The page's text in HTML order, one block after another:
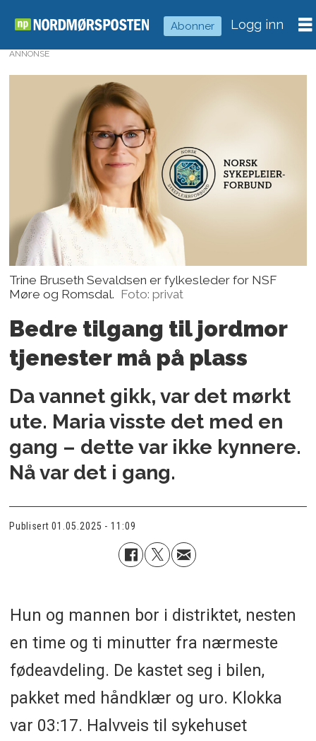
Abonner Logg inn
ANNONSE
Trine Bruseth Sevaldsen er fylkesleder for NSF
Møre og Romsdal. Foto: privat
Bedre tilgang til jordmor
tjenester må på plass
Da vannet gikk, var det mørkt
ute. Maria visste det med en
gang – dette var ikke kynnere.
Nå var det i gang.
Publisert 01.05.2025 - 11:09
Hun og mannen bor i distriktet, nesten
en time og ti minutter fra nærmeste
fødeavdeling. De kastet seg i bilen,
pakket med håndklær og uro. Klokka
var 03:17. Halvveis til sykehuset